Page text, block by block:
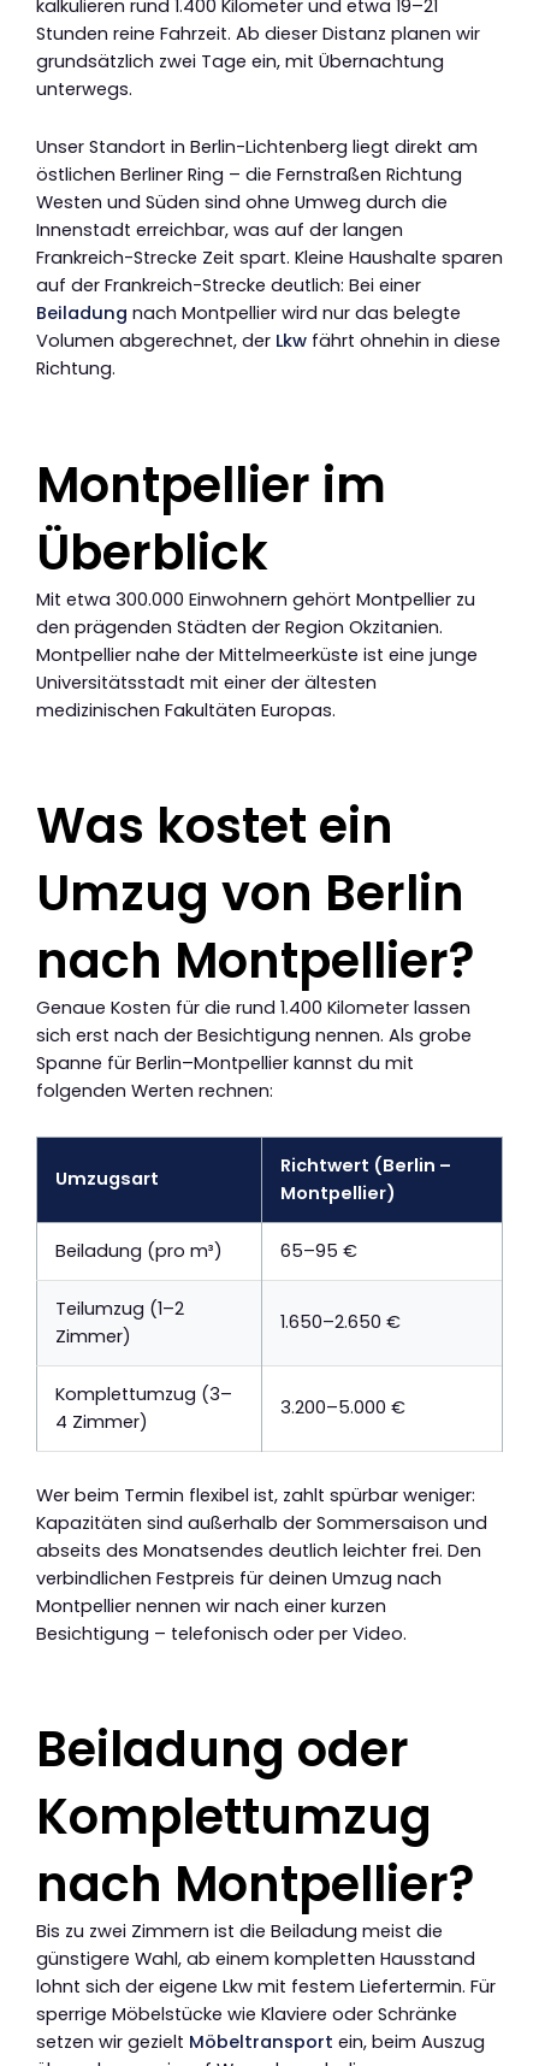
kalkulieren rund 1.400 Kilometer und etwa 19–21
Stunden reine Fahrzeit. Ab dieser Distanz planen wir
grundsätzlich zwei Tage ein, mit Übernachtung
unterwegs.
Unser Standort in Berlin-Lichtenberg liegt direkt am
östlichen Berliner Ring – die Fernstraßen Richtung
Westen und Süden sind ohne Umweg durch die
Innenstadt erreichbar, was auf der langen
Frankreich-Strecke Zeit spart. Kleine Haushalte sparen
auf der Frankreich-Strecke deutlich: Bei einer
Beiladung nach Montpellier wird nur das belegte
Volumen abgerechnet, der Lkw fährt ohnehin in diese
Richtung.
Montpellier im
Überblick
Mit etwa 300.000 Einwohnern gehört Montpellier zu
den prägenden Städten der Region Okzitanien.
Montpellier nahe der Mittelmeerküste ist eine junge
Universitätsstadt mit einer der ältesten
medizinischen Fakultäten Europas.
Was kostet ein
Umzug von Berlin
nach Montpellier?
Genaue Kosten für die rund 1.400 Kilometer lassen
sich erst nach der Besichtigung nennen. Als grobe
Spanne für Berlin–Montpellier kannst du mit
folgenden Werten rechnen:
Umzugsart
Richtwert (Berlin –
Montpellier)
Beiladung (pro m³) 65–95 €
Teilumzug (1–2
Zimmer)
1.650–2.650 €
Komplettumzug (3–
4 Zimmer)
3.200–5.000 €
Wer beim Termin flexibel ist, zahlt spürbar weniger:
Kapazitäten sind außerhalb der Sommersaison und
abseits des Monatsendes deutlich leichter frei. Den
verbindlichen Festpreis für deinen Umzug nach
Montpellier nennen wir nach einer kurzen
Besichtigung – telefonisch oder per Video.
Beiladung oder
Komplettumzug
nach Montpellier?
Bis zu zwei Zimmern ist die Beiladung meist die
günstigere Wahl, ab einem kompletten Hausstand
lohnt sich der eigene Lkw mit festem Liefertermin. Für
sperrige Möbelstücke wie Klaviere oder Schränke
setzen wir gezielt Möbeltransport ein, beim Auszug